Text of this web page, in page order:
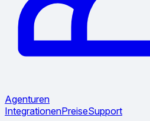
Agenturen
IntegrationenPreiseSupport